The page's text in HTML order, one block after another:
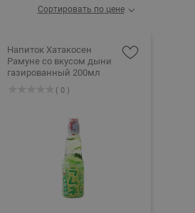
Сортировать по цене
Напиток Хатакосен
Рамуне со вкусом дыни
газированный 200мл
( 0 )